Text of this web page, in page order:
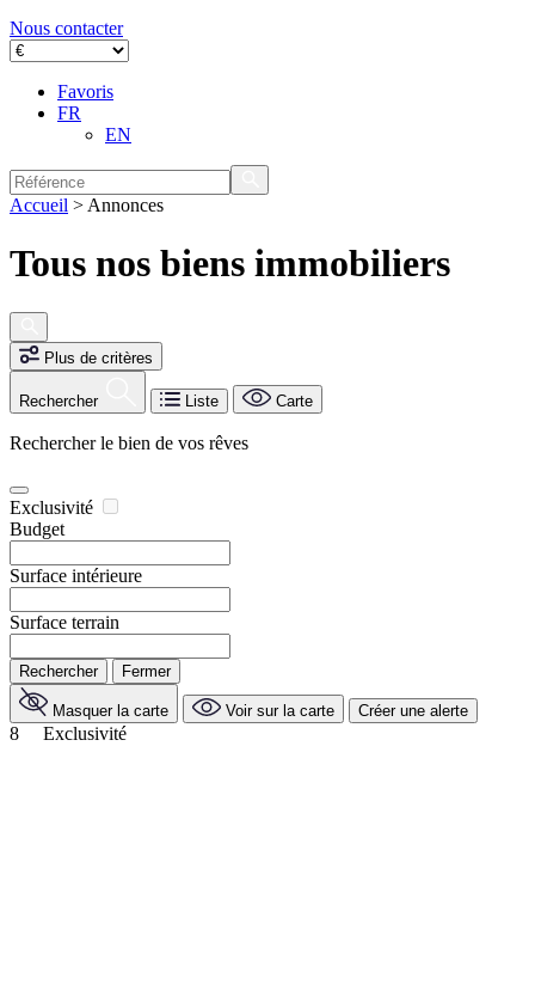
Nous contacter
Favoris
FR
EN
Accueil > Annonces
Tous nos biens immobiliers
Plus de critères
Rechercher Liste Carte
Rechercher le bien de vos rêves
Exclusivité
Budget
Surface intérieure
Surface terrain
Rechercher Fermer
Masquer la carte Voir sur la carte Créer une alerte
8 Exclusivité